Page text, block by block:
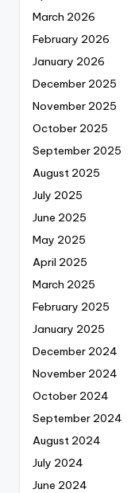
March 2026
February 2026
January 2026
December 2025
November 2025
October 2025
September 2025
August 2025
July 2025
June 2025
May 2025
April 2025
March 2025
February 2025
January 2025
December 2024
November 2024
October 2024
September 2024
August 2024
July 2024
June 2024